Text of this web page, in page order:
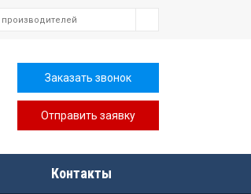
Заказать звонок
Отправить заявку
Контакты